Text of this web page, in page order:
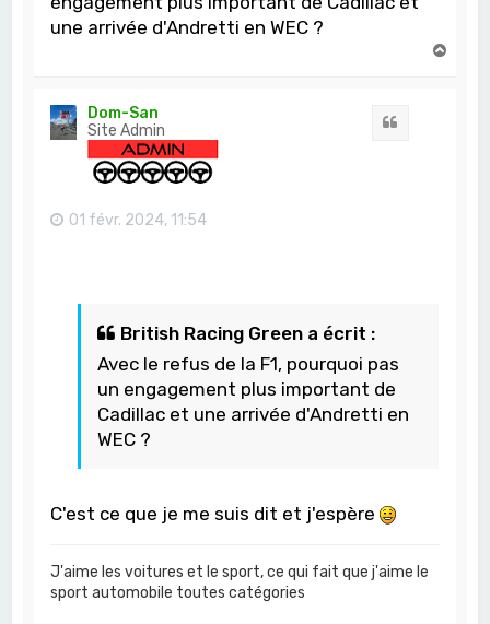
une arrivée d'Andretti en WEC ?
Dom-San
Site Admin
01 févr. 2024, 11:54
British Racing Green a écrit :
Avec le refus de la F1, pourquoi pas
un engagement plus important de
Cadillac et une arrivée d'Andretti en
WEC ?
C'est ce que je me suis dit et j'espère
J'aime les voitures et le sport, ce qui fait que j'aime le
sport automobile toutes catégories